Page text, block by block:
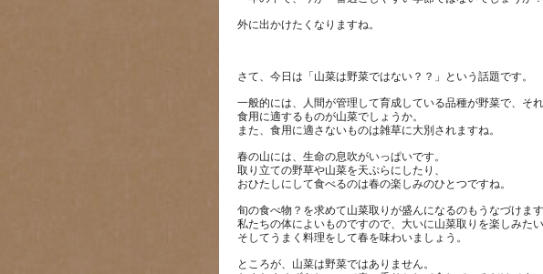
一般的には、人間が管理して育成している品種が野菜で、そ
食用に適するものが山菜でしょうか。
春の山には、生命の息吹がいっぱいです。
取り立ての野草や山菜を天ぷらにしたり、
旬の食べ物？を求めて山菜取りが盛んになるのもうなづけます
私たちの体によいものですので、大いに山菜取りを楽しみたい
ところが、山菜は野菜ではありません。